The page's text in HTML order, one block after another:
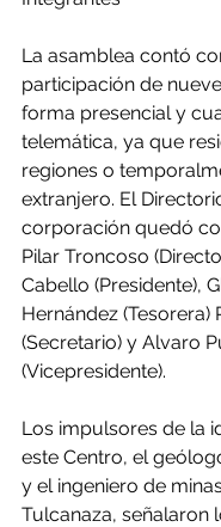
La asamblea contó
participación de
forma presencial y
telemática, ya que
regiones o
extranjero. El
corporación quedó
Pilar Troncoso
Cabello (Presidente),
Hernández (Tesorera)
(Secretario) y Alvaro
(Vicepresidente).
Los impulsores de la
este Centro, el
y el ingeniero de
Tulcanaza, señalaron